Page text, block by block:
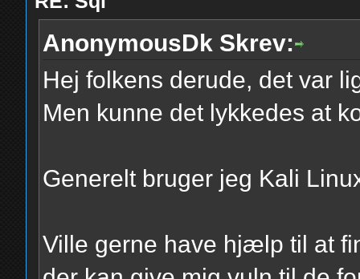
AnonymousDk Skrev:
Hej folkens derude, det var
Men kunne det lykkedes at
Generelt bruger jeg Kali
Ville gerne have hjælp til at